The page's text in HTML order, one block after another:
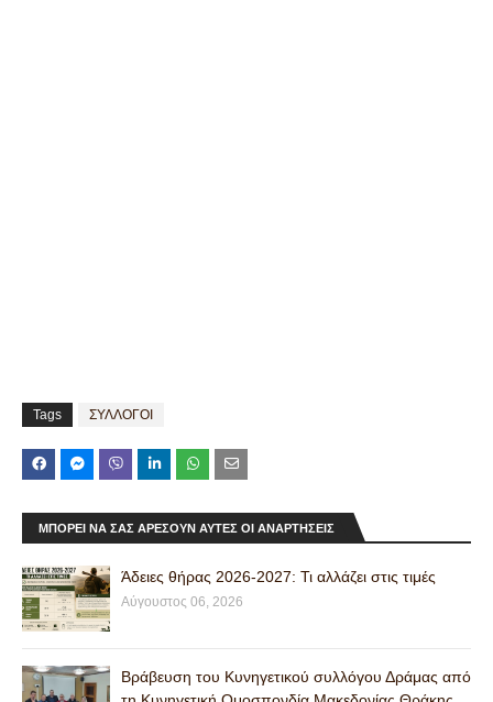
Tags ΣΥΛΛΟΓΟΙ
ΜΠΟΡΕΊ ΝΑ ΣΑΣ ΑΡΈΣΟΥΝ ΑΥΤΈΣ ΟΙ ΑΝΑΡΤΉΣΕΙΣ
Άδειες θήρας 2026-2027: Τι αλλάζει στις τιμές
Αύγουστος 06, 2026
Βράβευση του Κυνηγετικού συλλόγου Δράμας από